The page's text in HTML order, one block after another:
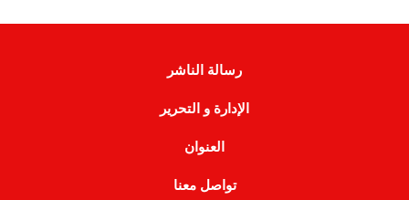
رسالة الناشر
الإدارة و التحرير
العنوان
تواصل معنا